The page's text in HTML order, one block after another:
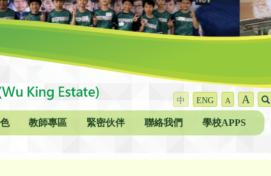
中 ENG A A
教師專區 緊密伙伴 聯絡我們 學校APPS